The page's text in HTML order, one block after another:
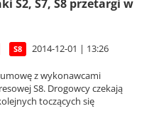
S2, S7, S8 przetargi w
S8 2014-12-01 | 13:26
umowę z wykonawcami
S8. Drogowcy czekają
toczących się